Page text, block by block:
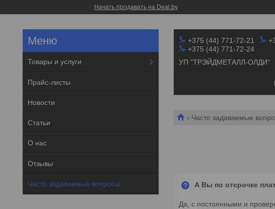
Начать продавать на Deal.by
+375 (44) 771-72-21
+375 (44) 771-72-24
УП "ТРЭЙДМЕТАЛЛ-ОЛДИ"
Часто задаваемые
А Вы по отсрочке
Да, с постоянными и
Товары и услуги
Прайс-листы
Новости
Статьи
О нас
Отзывы
Часто задаваемые вопросы